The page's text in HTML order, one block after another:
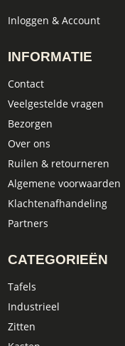
Inloggen & Account
INFORMATIE
Contact
Veelgestelde vragen
Bezorgen
Over ons
Ruilen & retourneren
Algemene voorwaarden
Klachtenafhandeling
Partners
CATEGORIEËN
Tafels
Industrieel
Zitten